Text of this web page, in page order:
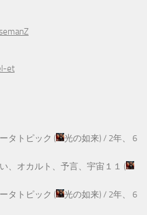
et
タトピック ( 光の如来) / 2年、 6
、オカルト、予言、宇宙１１ (
タトピック ( 光の如来) / 2年、 6